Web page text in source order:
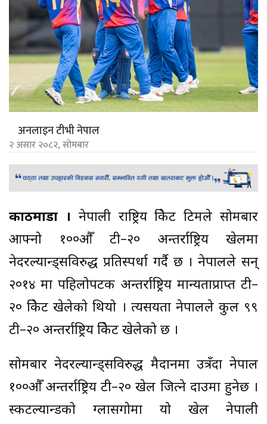
अनलाइन टीभी नेपाल
२ असार २०८२, सोमबार
काठमाडौं । नेपाली राष्ट्रिय क्रिकेट टिमले सोमबार
आफ्नो १००औँ टी–२० अन्तर्राष्ट्रिय खेलमा
नेदरल्यान्ड्सविरुद्ध प्रतिस्पर्धा गर्दै छ । नेपालले सन्
२०१४ मा पहिलोपटक अन्तर्राष्ट्रिय मान्यताप्राप्त टी–
२० क्रिकेट खेलेको थियो । त्यसयता नेपालले कुल ९९
टी–२० अन्तर्राष्ट्रिय क्रिकेट खेलेको छ ।
सोमबार नेदरल्यान्ड्सविरुद्ध मैदानमा उत्रँदा नेपाल
१००औँ अन्तर्राष्ट्रिय टी–२० खेल जित्ने दाउमा हुनेछ ।
स्कटल्यान्डको ग्लासगोमा यो खेल नेपाली